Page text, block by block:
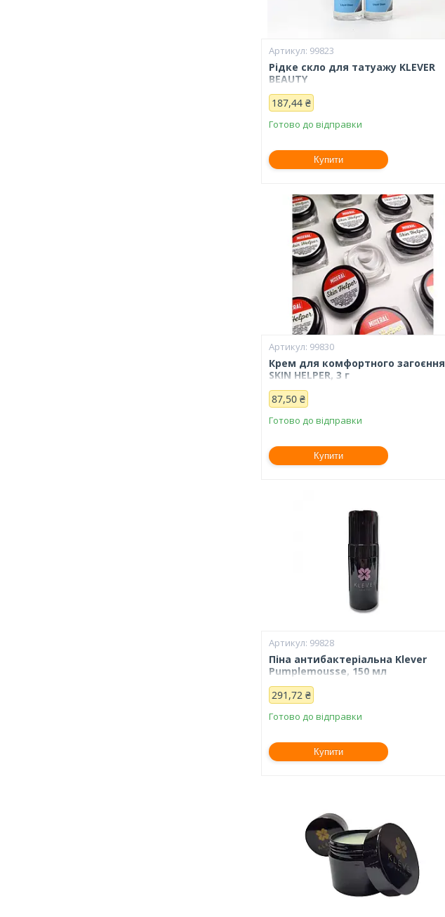
99823
Рідке скло для татуажу KLEVER
BEAUTY
187,44 ₴
Готово до відправки
Купити
99830
Крем для комфортного загоєння
SKIN HELPER, 3 г
87,50 ₴
Готово до відправки
Купити
99828
Піна антибактеріальна Klever
Pumplemousse, 150 мл
291,72 ₴
Готово до відправки
Купити